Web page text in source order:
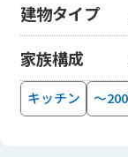
建物タイプ
家族構成
キッチン ～